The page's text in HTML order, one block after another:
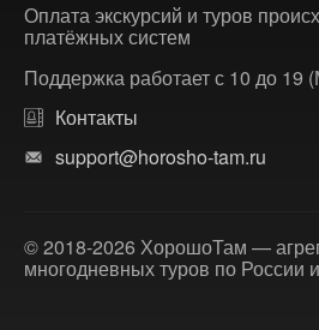
Оплата экскурсий и туров
платёжных систем
Поддержка работает с 10 до 19
Контакты
support@horosho-tam.ru
© 2018-2026 ХорошоТам —
многодневных туров по России